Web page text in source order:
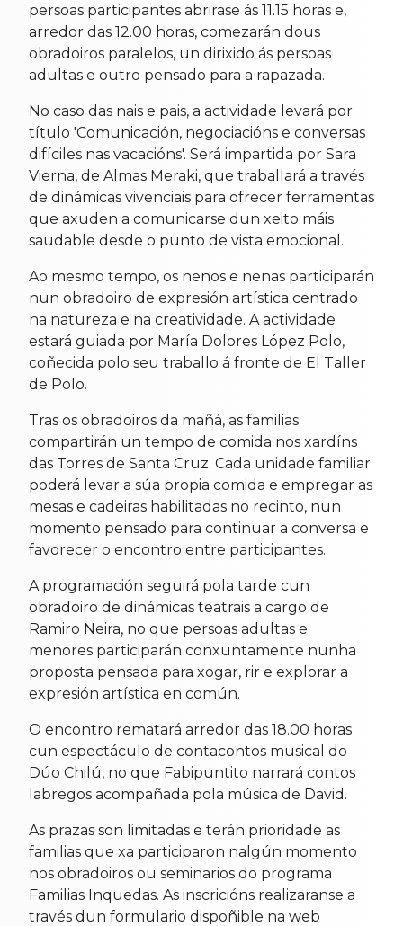
persoas participantes abrirase ás 11.15 horas e,
arredor das 12.00 horas, comezarán dous
obradoiros paralelos, un dirixido ás persoas
adultas e outro pensado para a rapazada.
No caso das nais e pais, a actividade levará por
título 'Comunicación, negociacións e conversas
difíciles nas vacacións'. Será impartida por Sara
Vierna, de Almas Meraki, que traballará a través
de dinámicas vivenciais para ofrecer ferramentas
que axuden a comunicarse dun xeito máis
saudable desde o punto de vista emocional.
Ao mesmo tempo, os nenos e nenas participarán
nun obradoiro de expresión artística centrado
na natureza e na creatividade. A actividade
estará guiada por María Dolores López Polo,
coñecida polo seu traballo á fronte de El Taller
de Polo.
Tras os obradoiros da mañá, as familias
compartirán un tempo de comida nos xardíns
das Torres de Santa Cruz. Cada unidade familiar
poderá levar a súa propia comida e empregar as
mesas e cadeiras habilitadas no recinto, nun
momento pensado para continuar a conversa e
favorecer o encontro entre participantes.
A programación seguirá pola tarde cun
obradoiro de dinámicas teatrais a cargo de
Ramiro Neira, no que persoas adultas e
menores participarán conxuntamente nunha
proposta pensada para xogar, rir e explorar a
expresión artística en común.
O encontro rematará arredor das 18.00 horas
cun espectáculo de contacontos musical do
Dúo Chilú, no que Fabipuntito narrará contos
labregos acompañada pola música de David.
As prazas son limitadas e terán prioridade as
familias que xa participaron nalgún momento
nos obradoiros ou seminarios do programa
Familias Inquedas. As inscricións realizaranse a
través dun formulario dispoñible na web